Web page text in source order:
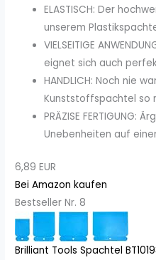
ELASTISCH: Der
unserem
VIELSEITIGE
eignet sich auch
HANDLICH: Noch nie
Kunststoffspachtel so
PRÄZISE FERTIGUNG:
Unebenheiten auf
6,89 EUR
Bei Amazon kaufen
Bestseller Nr. 8
Brilliant Tools Spachtel